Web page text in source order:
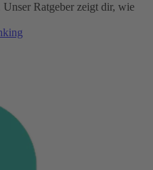
Ratgeber zeigt dir, wie